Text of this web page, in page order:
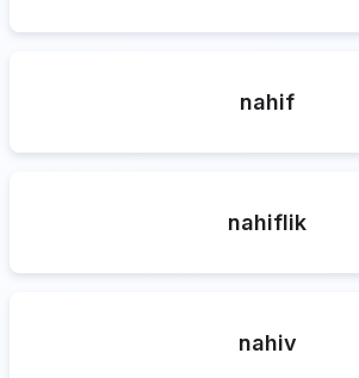
nahif
nahiflik
nahiv